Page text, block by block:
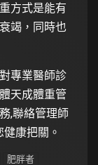
方式是能有
竭，同時也
專業醫師診
天成體重管
,聯絡管理師
康把關。
肥胖者